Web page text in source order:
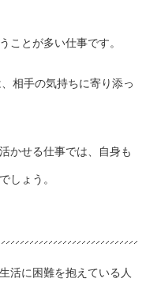
ことが多い仕事です。
相手の気持ちに寄り添っ
かせる仕事では、自身も
しょう。
活に困難を抱えている人